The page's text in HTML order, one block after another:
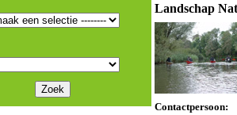
Landschap
Contactpersoon: